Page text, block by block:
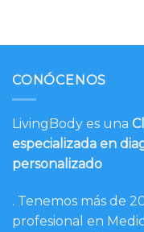
CONÓCENOS
LivingBody es una
especializada en
personalizado
. Tenemos más de
profesional en